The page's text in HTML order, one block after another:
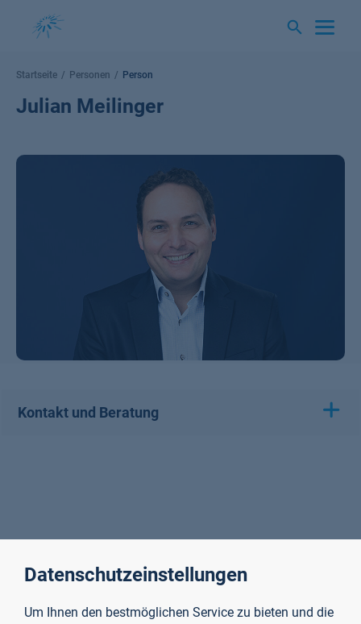
Startseite Personen Person
Julian Meilinger
Kontakt und Beratung
Datenschutzeinstellungen
Um Ihnen den bestmöglichen Service zu bieten und die